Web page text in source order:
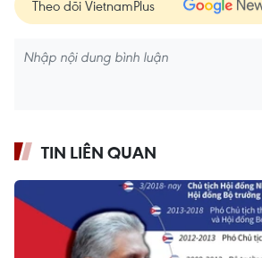
Theo dõi VietnamPlus
TIN LIÊN QUAN